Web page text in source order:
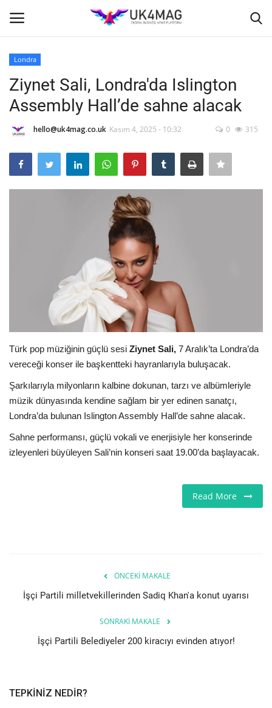
Ana Sayfa
TOPLUM
İş Platformu
İş & Ekonomi
Videolar
Pazaryeri
Kültür - Sanat
Teknoloji
Hakkımızda
İletişim
Londra
Ziynet Sali, Londra'da Islington
Assembly Hall’de sahne alacak
hello@uk4mag.co.uk Kasım 4, 2025 - 10:32 0 315
Türk pop müziğinin güçlü sesi Ziynet Sali, 7 Aralık’ta Londra’da
vereceği konser ile başkentteki hayranlarıyla buluşacak.
Şarkılarıyla milyonların kalbine dokunan, tarzı ve albümleriyle
müzik dünyasında kendine sağlam bir yer edinen sanatçı,
Londra’da bulunan Islington Assembly Hall’de sahne alacak.
Sahne performansı, güçlü vokali ve enerjisiyle her konserinde
izleyenleri büyüleyen Sali’nin konseri saat 19.00’da başlayacak.
Read More
ÖNCEKI MAKALE
İşçi Partili milletvekillerinden Sadiq Khan'a konut uyarısı
SONRAKI MAKALE
İşçi Partili Belediyeler 200 kiracıyı evinden atıyor!
TEPKINIZ NEDIR?